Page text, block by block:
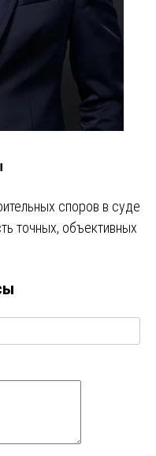
споров в суде
точных, объективных